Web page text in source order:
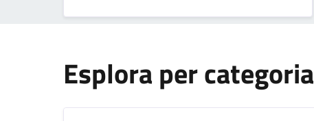
Esplora per categoria